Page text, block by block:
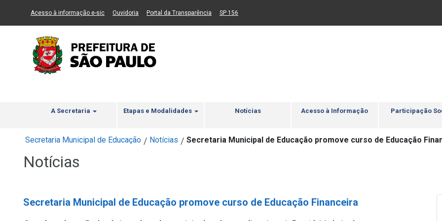
Ir ao Conteúdo Ir para menu principal 2 Ir para busca Ir para rodapé
Acesso à informação e-sic(Link para um novo sítio)
Ouvidoria (Link para um novo sítio)
Portal da Transparência (Link para um novo sítio)
SP 156
A Secretaria Etapas e Modalidades Notícias Acesso à Informação Participação
Secretaria Municipal de Educação / Notícias / Secretaria Municipal de Educação promove curso de Educação
Notícias
Secretaria Municipal de Educação promove curso de Educação Financeira